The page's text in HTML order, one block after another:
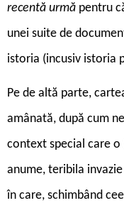
recentă urmă pentru
unei suite de
istoria (incusiv istoria
Pe de altă parte,
amânată, după cum
context special care o
anume, teribila
în care, schimbând